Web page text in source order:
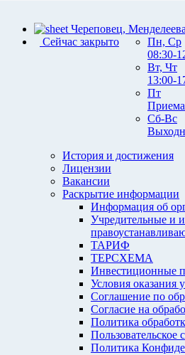
Череповец,
Сейчас закрыто
Пн, Ср
08:30-
Вт, Чт
13:00-
Пт
Сб-Вс
История и достижения
Лицензии
Вакансии
Раскрытие информации
Информация об
Учредительные и
ТАРИФ
ТЕРСХЕМА
Инвестиционные
Условия оказания
Соглашение по
Согласие на
Политика
Пользовательское
Политика